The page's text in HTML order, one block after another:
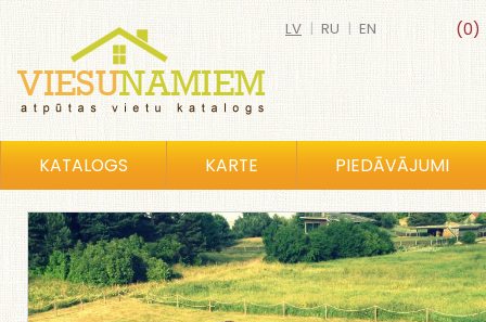
(0)
LV | RU | EN
KATALOGS KARTE PIEDĀVĀJUMI